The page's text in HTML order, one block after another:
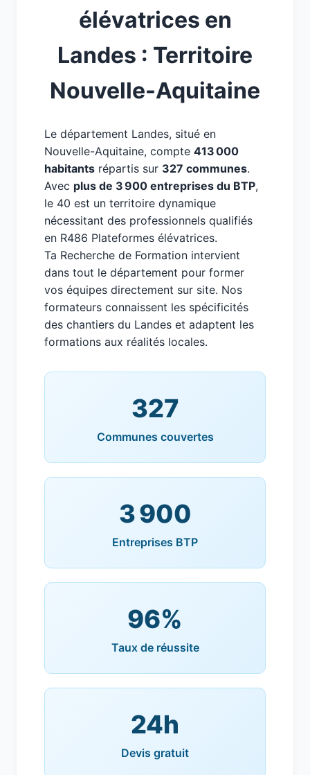
élévatrices en
Landes : Territoire
Nouvelle-Aquitaine
Le département Landes, situé en
Nouvelle-Aquitaine, compte 413 000
habitants répartis sur 327 communes.
Avec plus de 3 900 entreprises du BTP,
le 40 est un territoire dynamique
nécessitant des professionnels qualifiés
en R486 Plateformes élévatrices.
Ta Recherche de Formation intervient
dans tout le département pour former
vos équipes directement sur site. Nos
formateurs connaissent les spécificités
des chantiers du Landes et adaptent les
formations aux réalités locales.
327
Communes couvertes
3 900
Entreprises BTP
96%
Taux de réussite
24h
Devis gratuit